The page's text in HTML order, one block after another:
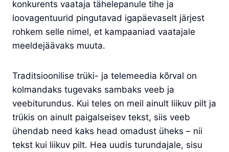
konkurents vaataja tähelepanule tihe ja
loovagentuurid pingutavad igapäevaselt järjest
rohkem selle nimel, et kampaaniad vaatajale
meeldejäävaks muuta.
Traditsioonilise trüki- ja telemeedia kõrval on
kolmandaks tugevaks sambaks veeb ja
veebiturundus. Kui teles on meil ainult liikuv pilt ja
trükis on ainult paigalseisev tekst, siis veeb
ühendab need kaks head omadust üheks – nii
tekst kui liikuv pilt. Hea uudis turundajale, sisu